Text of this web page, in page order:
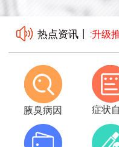
热点资讯丨
口汗腺清除术技术升级推
腋臭病因 症状